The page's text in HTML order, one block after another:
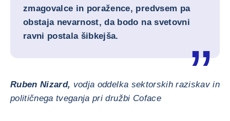
zmagovalce in poražence, predvsem pa
obstaja nevarnost, da bodo na svetovni
ravni postala šibkejša.
Ruben Nizard, vodja oddelka sektorskih raziskav in
političnega tveganja pri družbi Coface